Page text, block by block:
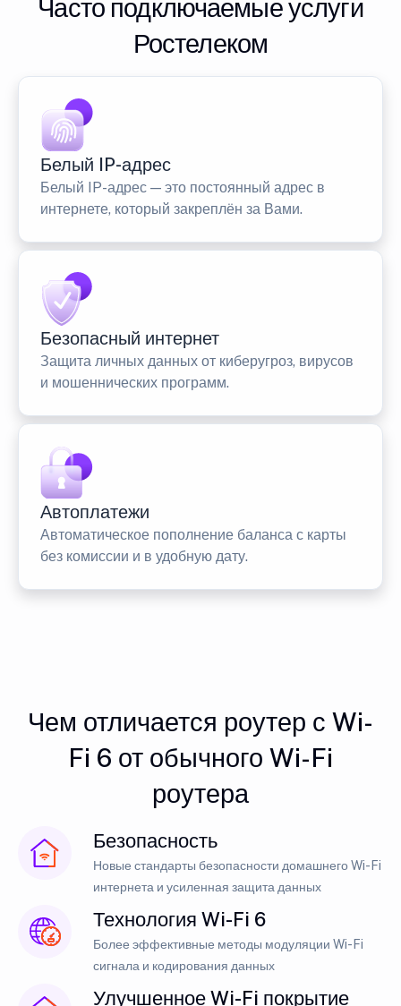
Часто подключаемые услуги
Ростелеком
Белый IP-адрес
Белый IP-адрес — это постоянный адрес в
интернете, который закреплён за Вами.
Безопасный интернет
Защита личных данных от киберугроз, вирусов
и мошеннических программ.
Автоплатежи
Автоматическое пополнение баланса с карты
без комиссии и в удобную дату.
Чем отличается роутер с Wi-
Fi 6 от обычного Wi-Fi
роутера
Безопасность
Новые стандарты безопасности домашнего Wi-Fi
интернета и усиленная защита данных
Технология Wi-Fi 6
Более эффективные методы модуляции Wi-Fi
сигнала и кодирования данных
Улучшенное Wi-Fi покрытие